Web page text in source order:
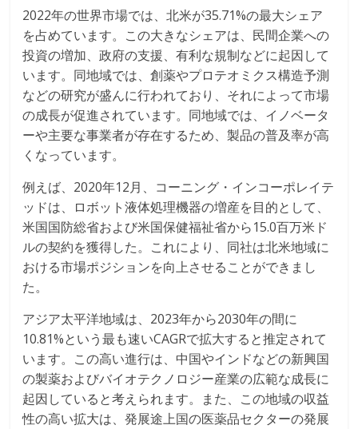
2022年の世界市場では、北米が35.71%の最大シェア
を占めています。この大きなシェアは、民間企業への
投資の増加、政府の支援、有利な規制などに起因して
います。同地域では、創薬やプロテオミクス構造予測
などの研究が盛んに行われており、それによって市場
の成長が促進されています。同地域では、イノベータ
ーや主要な事業者が存在するため、製品の普及率が高
くなっています。
例えば、2020年12月、コーニング・インコーポレイテ
ッドは、ロボット液体処理機器の増産を目的として、
米国国防総省および米国保健福祉省から15.0百万米ド
ルの契約を獲得した。これにより、同社は北米地域に
おける市場ポジションを向上させることができまし
た。
アジア太平洋地域は、2023年から2030年の間に
10.81%という最も速いCAGRで拡大すると推定されて
います。この高い進行は、中国やインドなどの新興国
の製薬およびバイオテクノロジー産業の広範な成長に
起因していると考えられます。また、この地域の収益
性の高い拡大は、発展途上国の医薬品セクターの発展